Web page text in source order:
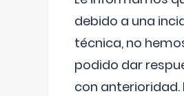
debido a una
técnica, no
podido dar
con anterioridad.